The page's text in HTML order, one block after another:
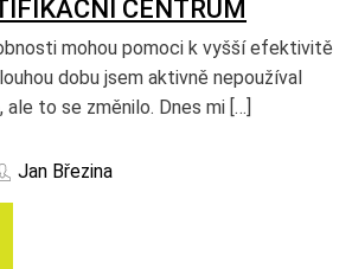
CENTRUM
mohou pomoci k vyšší efektivitě
dobu jsem aktivně nepoužíval
to se změnilo. Dnes mi […]
Jan Březina